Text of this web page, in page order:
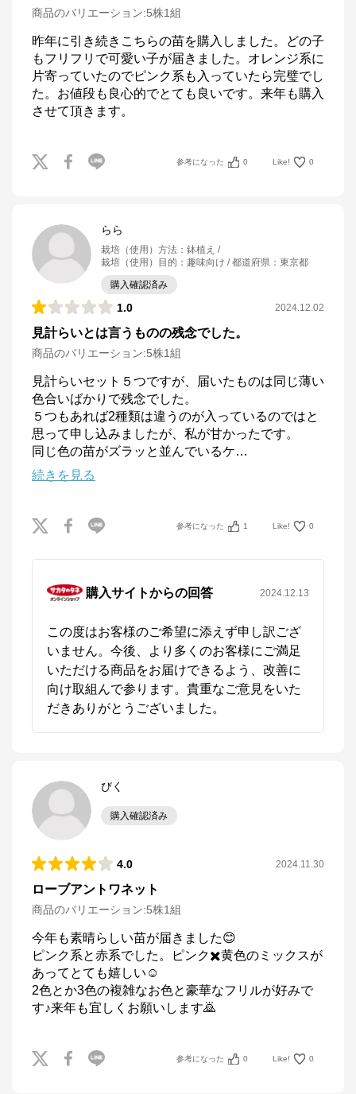
商品のバリエーション:5株1組
昨年に引き続きこちらの苗を購入しました。どの子
もフリフリで可愛い子が届きました。オレンジ系に
片寄っていたのでピンク系も入っていたら完璧でし
た。お値段も良心的でとても良いです。来年も購入
させて頂きます。
参考になった 0 Like! 0
らら
栽培（使用）方法 ： 鉢植え
栽培（使用）目的 ： 趣味向け 都道府県 ： 東京都
購入確認済み
1.0 2024.12.02
見計らいとは言うものの残念でした。
商品のバリエーション:5株1組
見計らいセット５つですが、届いたものは同じ薄い
色合いばかりで残念でした。
５つもあれば2種類は違うのが入っているのではと
思って申し込みましたが、私が甘かったです。
同じ色の苗がズラッと並んでいるケ…
続きを見る
参考になった 1 Like! 0
購入サイトからの回答 2024.12.13
この度はお客様のご希望に添えず申し訳ござ
いません。今後、より多くのお客様にご満足
いただける商品をお届けできるよう、改善に
向け取組んで参ります。貴重なご意見をいた
だきありがとうございました。
びく
購入確認済み
4.0 2024.11.30
ローブアントワネット
商品のバリエーション:5株1組
今年も素晴らしい苗が届きました😊
ピンク系と赤系でした。ピンク✖️黄色のミックスが
あってとても嬉しい☺️
2色とか3色の複雑なお色と豪華なフリルが好みで
す♪来年も宜しくお願いします🙇
参考になった 0 Like! 0